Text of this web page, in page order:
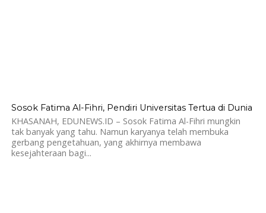
884
Sosok Fatima Al-Fihri, Pendiri Universitas Tertua di Dunia
KHASANAH, EDUNEWS.ID – Sosok Fatima Al-Fihri mungkin
tak banyak yang tahu. Namun karyanya telah membuka
gerbang pengetahuan, yang akhirnya membawa
kesejahteraan bagi...